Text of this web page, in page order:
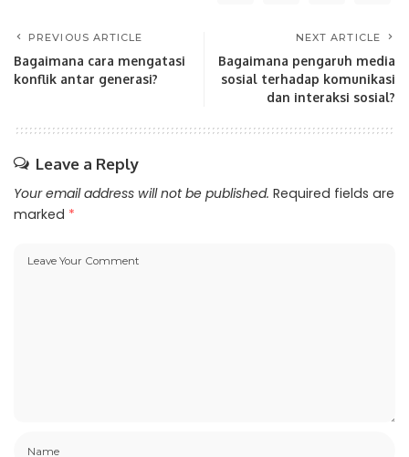
PREVIOUS ARTICLE
Bagaimana cara mengatasi
konflik antar generasi?
NEXT ARTICLE
Bagaimana pengaruh media
sosial terhadap komunikasi
dan interaksi sosial?
Leave a Reply
Your email address will not be published. Required fields are
marked *